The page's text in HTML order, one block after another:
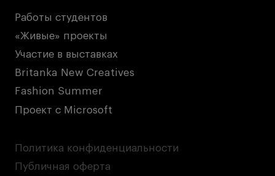
Работы студентов
«Живые» проекты
Участие в выставках
Britanka New Creatives
Fashion Summer
Проект с Microsoft
Политика конфиденциальности
Публичная оферта